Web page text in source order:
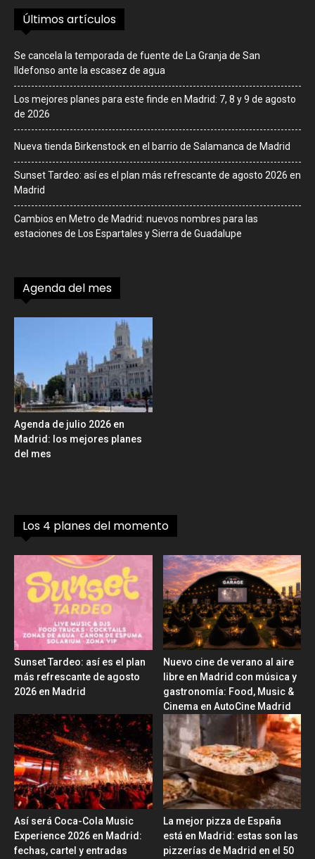
Últimos artículos
Se cancela la temporada de fuente de La Granja de San
Ildefonso ante la escasez de agua
Los mejores planes para este finde en Madrid: 7, 8 y 9 de agosto
de 2026
Nueva tienda Birkenstock en el barrio de Salamanca de Madrid
Sunset Tardeo: así es el plan más refrescante de agosto 2026 en
Madrid
Cambios en Metro de Madrid: nuevos nombres para las
estaciones de Los Espartales y Sierra de Guadalupe
Agenda del mes
Agenda de julio 2026 en
Madrid: los mejores planes
del mes
Los 4 planes del momento
Sunset Tardeo: así es el plan
más refrescante de agosto
2026 en Madrid
Nuevo cine de verano al aire
libre en Madrid con música y
gastronomía: Food, Music &
Cinema en AutoCine Madrid
Así será Coca-Cola Music
Experience 2026 en Madrid:
fechas, cartel y entradas
La mejor pizza de España
está en Madrid: estas son las
pizzerías de Madrid en el 50